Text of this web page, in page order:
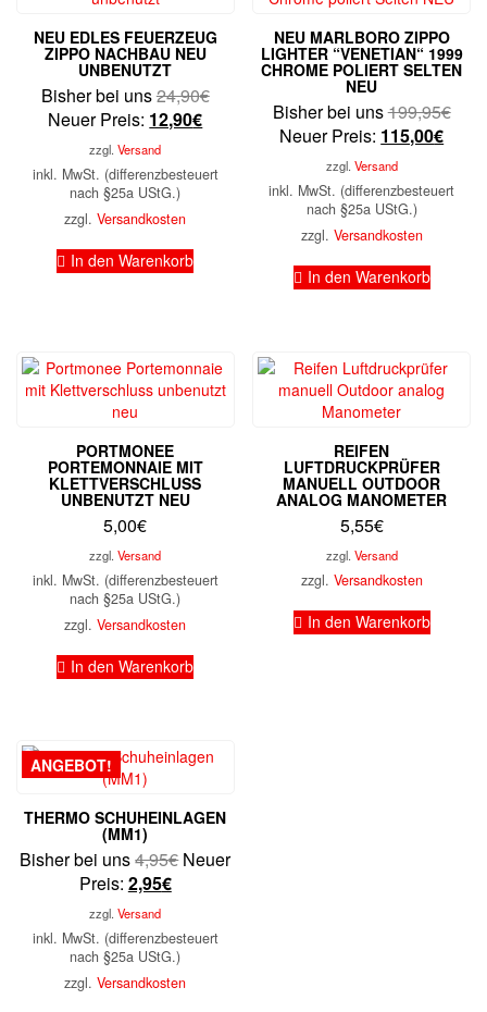
NEU EDLES FEUERZEUG
ZIPPO NACHBAU NEU
UNBENUTZT
Bisher bei uns24,90€Ursprünglicher
24,90€
Neuer Preis: 12,90€Aktueller
ist:
zzgl.Versand
inkl. MwSt. (differenzbesteuert
nach §25a UStG.)
zzgl.Versandkosten
In den Warenkorb
NEU MARLBORO ZIPPO
LIGHTER “VENETIAN“ 1999
CHROME POLIERT SELTEN
NEU
Bisher bei uns199,95€
Neuer Preis: 115,00€
ist:
zzgl. Versand
inkl. MwSt. (differenzbesteuert
nach §25a UStG.)
zzgl. Versandkosten
In den Warenkorb
PORTMONEE
PORTEMONNAIE MIT
KLETTVERSCHLUSS
UNBENUTZT NEU
5,00€
zzgl.Versand
inkl. MwSt. (differenzbesteuert
nach §25a UStG.)
zzgl.Versandkosten
In den Warenkorb
REIFEN
LUFTDRUCKPRÜFER
MANUELL OUTDOOR
ANALOG MANOMETER
5,55€
zzgl. Versand
zzgl. Versandkosten
In den Warenkorb
ANGEBOT!
THERMO SCHUHEINLAGEN
(MM1)
Bisher bei uns4,95€ Ursprünglicher
4,95€
Neuer
Preis: 2,95€Aktueller
ist:
2,95€.
zzgl.Versand
inkl. MwSt. (differenzbesteuert
nach §25a UStG.)
zzgl.Versandkosten